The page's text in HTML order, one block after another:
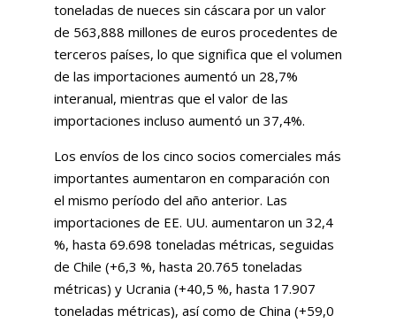
toneladas de nueces sin cáscara por un valor
de 563,888 millones de euros procedentes de
terceros países, lo que significa que el volumen
de las importaciones aumentó un 28,7%
interanual, mientras que el valor de las
importaciones incluso aumentó un 37,4%.
Los envíos de los cinco socios comerciales más
importantes aumentaron en comparación con
el mismo período del año anterior. Las
importaciones de EE. UU. aumentaron un 32,4
%, hasta 69.698 toneladas métricas, seguidas
de Chile (+6,3 %, hasta 20.765 toneladas
métricas) y Ucrania (+40,5 %, hasta 17.907
toneladas métricas), así como de China (+59,0